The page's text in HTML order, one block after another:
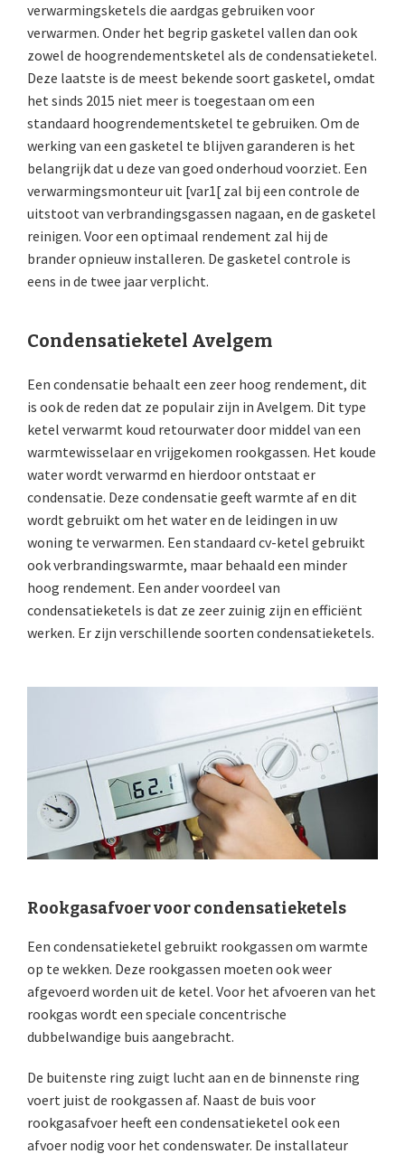
verwarmingsketels die aardgas gebruiken voor
verwarmen. Onder het begrip gasketel vallen dan ook
zowel de hoogrendementsketel als de condensatieketel.
Deze laatste is de meest bekende soort gasketel, omdat
het sinds 2015 niet meer is toegestaan om een
standaard hoogrendementsketel te gebruiken. Om de
werking van een gasketel te blijven garanderen is het
belangrijk dat u deze van goed onderhoud voorziet. Een
verwarmingsmonteur uit [var1[ zal bij een controle de
uitstoot van verbrandingsgassen nagaan, en de gasketel
reinigen. Voor een optimaal rendement zal hij de
brander opnieuw installeren. De gasketel controle is
eens in de twee jaar verplicht.
Condensatieketel Avelgem
Een condensatie behaalt een zeer hoog rendement, dit
is ook de reden dat ze populair zijn in Avelgem. Dit type
ketel verwarmt koud retourwater door middel van een
warmtewisselaar en vrijgekomen rookgassen. Het koude
water wordt verwarmd en hierdoor ontstaat er
condensatie. Deze condensatie geeft warmte af en dit
wordt gebruikt om het water en de leidingen in uw
woning te verwarmen. Een standaard cv-ketel gebruikt
ook verbrandingswarmte, maar behaald een minder
hoog rendement. Een ander voordeel van
condensatieketels is dat ze zeer zuinig zijn en efficiënt
werken. Er zijn verschillende soorten condensatieketels.
Rookgasafvoer voor condensatieketels
Een condensatieketel gebruikt rookgassen om warmte
op te wekken. Deze rookgassen moeten ook weer
afgevoerd worden uit de ketel. Voor het afvoeren van het
rookgas wordt een speciale concentrische
dubbelwandige buis aangebracht.
De buitenste ring zuigt lucht aan en de binnenste ring
voert juist de rookgassen af. Naast de buis voor
rookgasafvoer heeft een condensatieketel ook een
afvoer nodig voor het condenswater. De installateur